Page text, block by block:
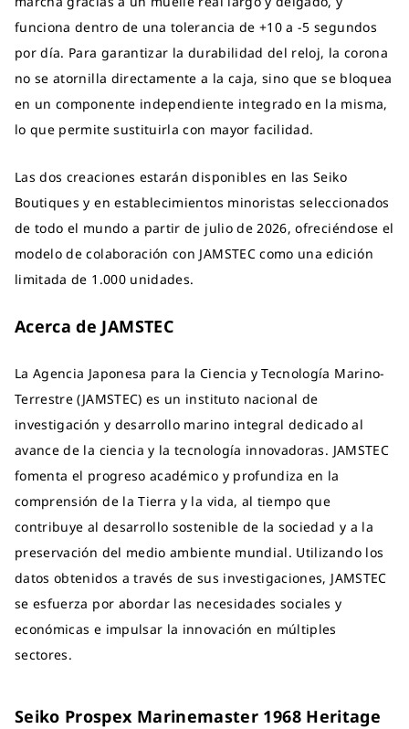
funciona dentro de una tolerancia de +10 a -5 segundos
por día. Para garantizar la durabilidad del reloj, la corona
no se atornilla directamente a la caja, sino que se bloquea
en un componente independiente integrado en la misma,
lo que permite sustituirla con mayor facilidad.
Las dos creaciones estarán disponibles en las Seiko
Boutiques y en establecimientos minoristas seleccionados
de todo el mundo a partir de julio de 2026, ofreciéndose el
modelo de colaboración con JAMSTEC como una edición
limitada de 1.000 unidades.
Acerca de JAMSTEC
La Agencia Japonesa para la Ciencia y Tecnología Marino-
Terrestre (JAMSTEC) es un instituto nacional de
investigación y desarrollo marino integral dedicado al
avance de la ciencia y la tecnología innovadoras. JAMSTEC
fomenta el progreso académico y profundiza en la
comprensión de la Tierra y la vida, al tiempo que
contribuye al desarrollo sostenible de la sociedad y a la
preservación del medio ambiente mundial. Utilizando los
datos obtenidos a través de sus investigaciones, JAMSTEC
se esfuerza por abordar las necesidades sociales y
económicas e impulsar la innovación en múltiples
sectores.
Seiko Prospex Marinemaster 1968 Heritage